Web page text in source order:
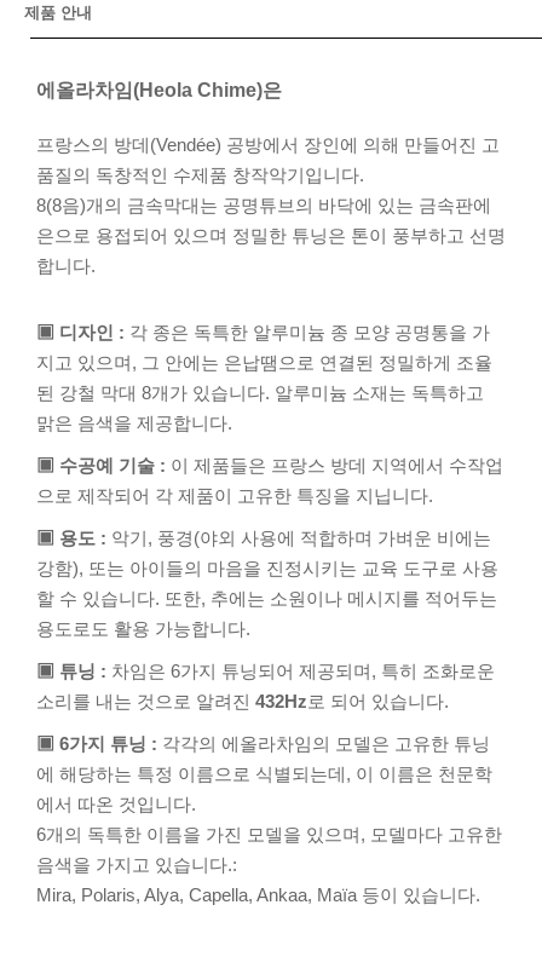
제품 안내
에올라차임(Heola Chime)은
프랑스의 방데(Vendée) 공방에서 장인에 의해 만들어진 고
품질의 독창적인 수제품 창작악기입니다.
8(8음)개의 금속막대는 공명튜브의 바닥에 있는 금속판에
은으로 용접되어 있으며 정밀한 튜닝은 톤이 풍부하고 선명
합니다.
▣ 디자인 : 각 종은 독특한 알루미늄 종 모양 공명통을 가
지고 있으며, 그 안에는 은납땜으로 연결된 정밀하게 조율
된 강철 막대 8개가 있습니다. 알루미늄 소재는 독특하고
맑은 음색을 제공합니다.
▣ 수공예 기술 : 이 제품들은 프랑스 방데 지역에서 수작업
으로 제작되어 각 제품이 고유한 특징을 지닙니다.
▣ 용도 : 악기, 풍경(야외 사용에 적합하며 가벼운 비에는
강함), 또는 아이들의 마음을 진정시키는 교육 도구로 사용
할 수 있습니다. 또한, 추에는 소원이나 메시지를 적어두는
용도로도 활용 가능합니다.
▣ 튜닝 : 차임은 6가지 튜닝되어 제공되며, 특히 조화로운
소리를 내는 것으로 알려진 432Hz로 되어 있습니다.
▣ 6가지 튜닝 : 각각의 에올라차임의 모델은 고유한 튜닝
에 해당하는 특정 이름으로 식별되는데, 이 이름은 천문학
에서 따온 것입니다.
6개의 독특한 이름을 가진 모델을 있으며, 모델마다 고유한
음색을 가지고 있습니다.:
Mira, Polaris, Alya, Capella, Ankaa, Maïa 등이 있습니다.